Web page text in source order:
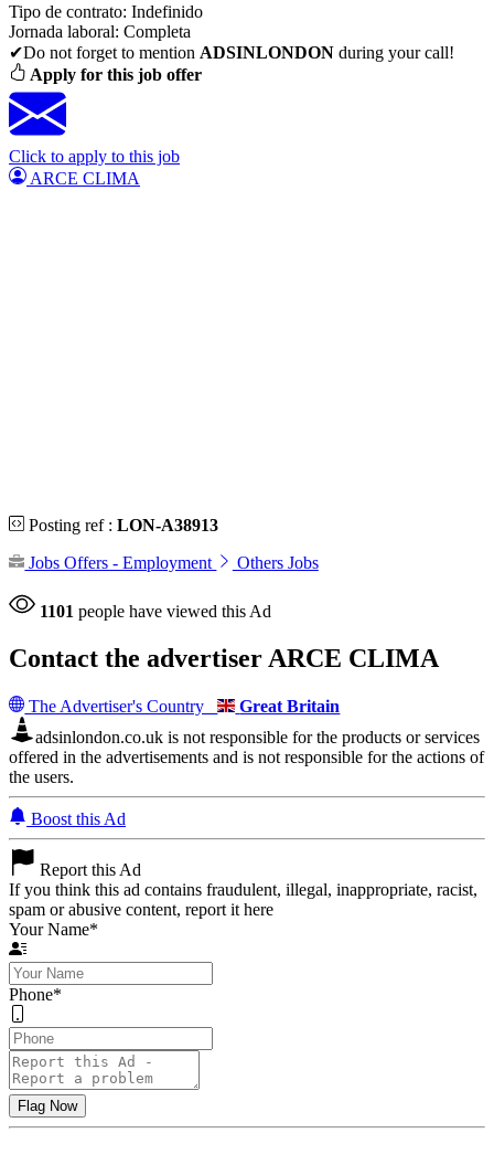
Tipo de contrato: Indefinido
Jornada laboral: Completa
✔Do not forget to mention ADSINLONDON during your call!
Apply for this job offer
Click to apply to this job
ARCE CLIMA
Posting ref :LON-A38913
Jobs Offers - Employment Others Jobs
1101 people have viewed this Ad
Contact the advertiserARCE CLIMA
The Advertiser's Country
Great Britain
adsinlondon.co.uk is not responsible for the products or services
offered in the advertisements and is not responsible for the actions of
the users.
Boost this Ad
Report this Ad
If you think this ad contains fraudulent, illegal, inappropriate, racist,
spam or abusive content, report it here
Your Name*
Phone*